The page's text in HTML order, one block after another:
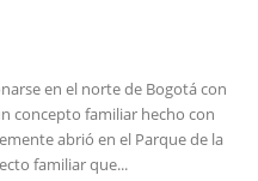
en el norte de Bogotá con
concepto familiar hecho con
abrió en el Parque de la
familiar que...